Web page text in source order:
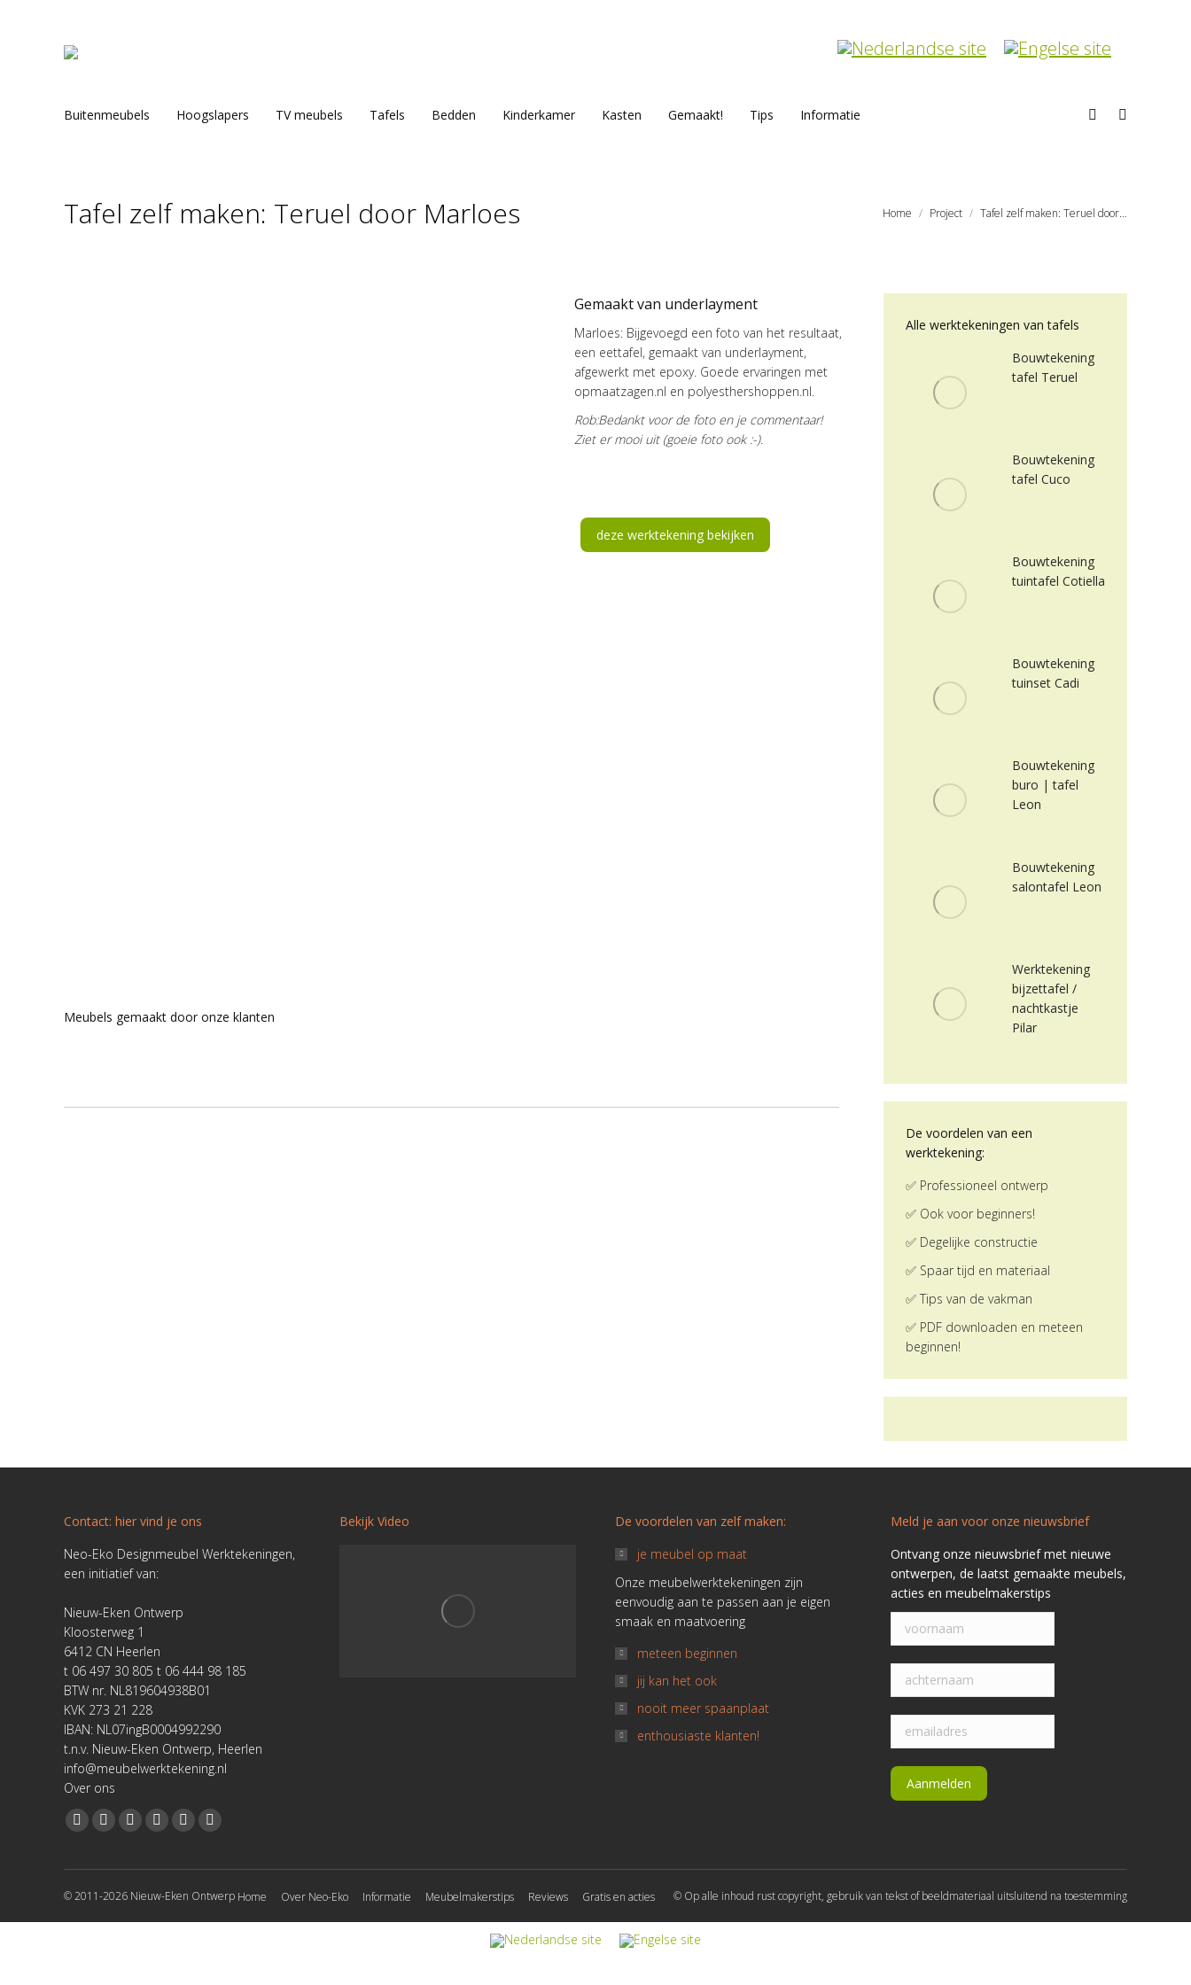
Buitenmeubels Hoogslapers TV meubels Tafels Bedden Kinderkamer Kasten Gemaakt! Tips Informatie Search:
Tafel zelf maken: Teruel door Marloes
Je bent hier: Home Project Tafel zelf maken: Teruel door…
Gemaakt van underlayment
Marloes: Bijgevoegd een foto van het resultaat,
een eettafel, gemaakt van underlayment,
afgewerkt met epoxy. Goede ervaringen met
opmaatzagen.nl en polyesthershoppen.nl.
Rob:Bedankt voor de foto en je commentaar!
Ziet er mooi uit (goeie foto ook :-).
deze werktekening bekijken
Meubels gemaakt door onze klanten
Alle werktekeningen van tafels
Bouwtekening
tafel Teruel
Bouwtekening
tafel Cuco
Bouwtekening
tuintafel Cotiella
Bouwtekening
tuinset Cadi
Bouwtekening
buro | tafel
Leon
Bouwtekening
salontafel Leon
Werktekening
bijzettafel /
nachtkastje
Pilar
De voordelen van een
werktekening:
✅ Professioneel ontwerp
✅ Ook voor beginners!
✅ Degelijke constructie
✅ Spaar tijd en materiaal
✅ Tips van de vakman
✅ PDF downloaden en meteen
beginnen!
Contact: hier vind je ons
Neo-Eko Designmeubel Werktekeningen,
een initiatief van:
Nieuw-Eken Ontwerp
Kloosterweg 1
6412 CN Heerlen
t 06 497 30 805 t 06 444 98 185
BTW nr. NL819604938B01
KVK 273 21 228
IBAN: NL07ingB0004992290
t.n.v. Nieuw-Eken Ontwerp, Heerlen
info@meubelwerktekening.nl
Over ons
Vind ons op:
Facebook
opens
in
new
YouTube
opens
in
new
Linkedin
opens
in
new
Pinterest
opens
in
new
Instagram
opens
in
new
Website
opens
in
new
Bekijk Video
De voordelen van zelf maken:
je meubel op maat
Onze meubelwerktekeningen zijn
eenvoudig aan te passen aan je eigen
smaak en maatvoering
meteen beginnen
jij kan het ook
nooit meer spaanplaat
enthousiaste klanten!
Meld je aan voor onze nieuwsbrief
Ontvang onze nieuwsbrief met nieuwe
ontwerpen, de laatst gemaakte meubels,
acties en meubelmakerstips
© 2011-2026 Nieuw-Eken Ontwerp Home Over Neo-Eko Informatie Meubelmakerstips Reviews Gratis en acties © Op alle inhoud rust copyright, gebruik van tekst of beeldmateriaal uitsluitend na toestemming